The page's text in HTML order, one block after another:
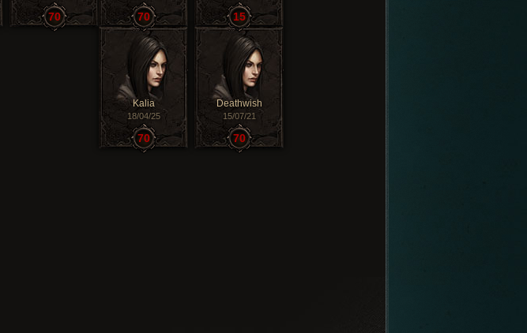
70 70 15
Kalia
18/04/25
70
Deathwish
15/07/21
70